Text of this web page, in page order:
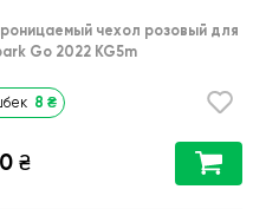
чехол розовый для
Go 2022 KG5m
8 ₴
₴